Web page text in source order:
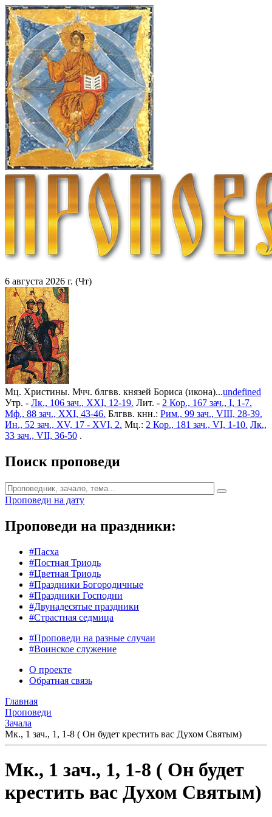
6 августа 2026 г. (Чт)
Мц. Христины. Мчч. блгвв. князей Бориса (икона)...undefined
Утр. - Лк., 106 зач., XXI, 12-19. Лит. - 2 Кор., 167 зач., I, 1-7.
Мф., 88 зач., XXI, 43-46. Блгвв. кнн.: Рим., 99 зач., VIII, 28-39.
Ин., 52 зач., XV, 17 - XVI, 2. Мц.: 2 Кор., 181 зач., VI, 1-10. Лк.,
33 зач., VII, 36-50 .
Поиск проповеди
Проповеди на дату
Проповеди на праздники:
#Пасха
#Постная Триодь
#Цветная Триодь
#Праздники Богородичные
#Праздники Господни
#Двунадесятые праздники
#Страстная седмица
#Проповеди на разные случаи
#Воинское служение
О проекте
Обратная связь
Главная
Проповеди
Зачала
Мк., 1 зач., 1, 1-8 ( Он будет крестить вас Духом Святым)
Мк., 1 зач., 1, 1-8 ( Он будет
крестить вас Духом Святым)